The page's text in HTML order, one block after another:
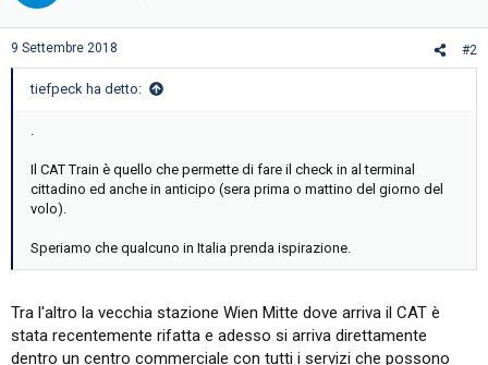
9 Settembre 2018 #2
tiefpeck ha detto:
.
Il CAT Train è quello che permette di fare il check in al terminal
cittadino ed anche in anticipo (sera prima o mattino del giorno del
volo).
Speriamo che qualcuno in Italia prenda ispirazione.
Tra l'altro la vecchia stazione Wien Mitte dove arriva il CAT è
stata recentemente rifatta e adesso si arriva direttamente
dentro un centro commerciale con tutti i servizi che possono